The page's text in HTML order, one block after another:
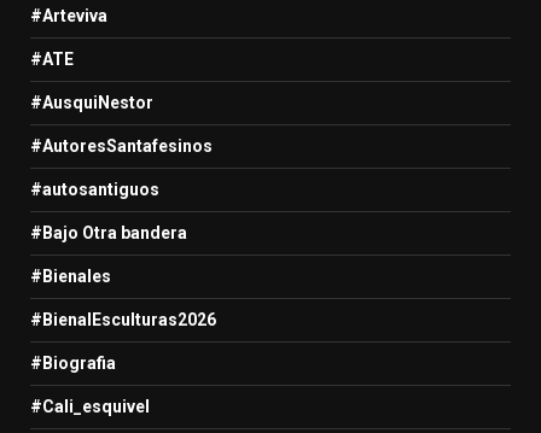
#Arteviva
#ATE
#AusquiNestor
#AutoresSantafesinos
#autosantiguos
#Bajo Otra bandera
#Bienales
#BienalEsculturas2026
#Biografia
#Cali_esquivel